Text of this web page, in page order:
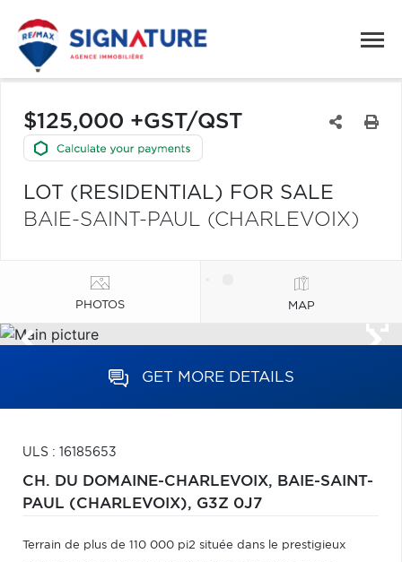
$125,000 +GST/QST
LOT (RESIDENTIAL) FOR SALE
BAIE-SAINT-PAUL (CHARLEVOIX)
PHOTOS MAP
GET MORE DETAILS
ULS : 16185653
CH. DU DOMAINE-CHARLEVOIX, BAIE-SAINT-
PAUL (CHARLEVOIX), G3Z 0J7
Terrain de plus de 110 000 pi2 située dans le prestigieux